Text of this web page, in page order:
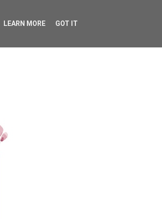
LEARN MORE GOT IT